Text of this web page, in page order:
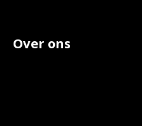
Over ons